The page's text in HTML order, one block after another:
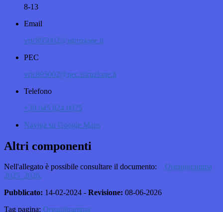
8-13
Email
vric895002@istruzione.it
PEC
vric895002@pec.istruzione.it
Telefono
+39 045 824 0025
Naviga su Google Maps
Altri componenti
Nell'allegato è possibile consultare il documento: Organigramma
2025_2026.
Pubblicato: 14-02-2024 - Revisione: 08-06-2026
Tag pagina: Organigramma